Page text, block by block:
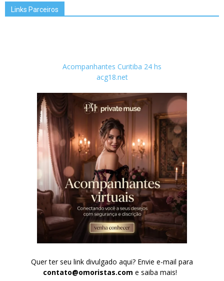
Links Parceiros
Acompanhantes Curitiba 24 hs
acg18.net
Quer ter seu link divulgado aqui? Envie e-mail para
contato@omoristas.com e saiba mais!